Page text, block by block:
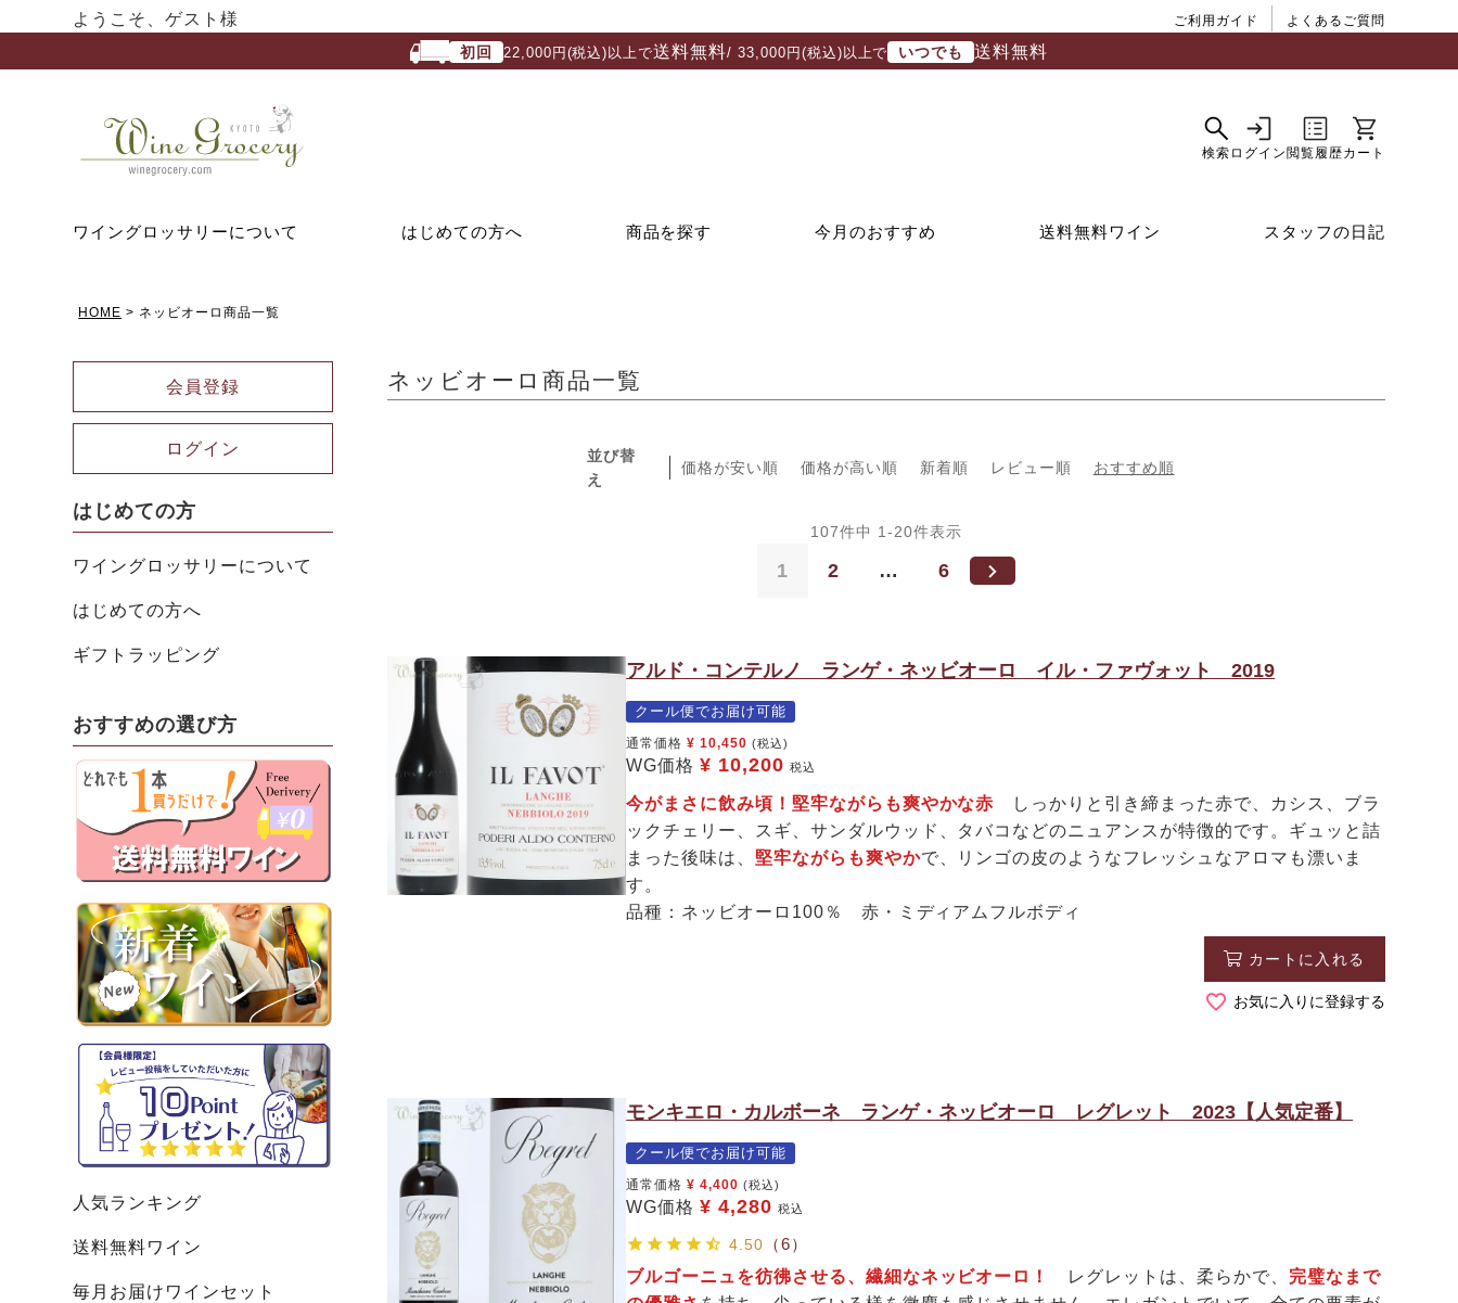
ようこそ、ゲスト様 ご利用ガイド よくあるご質問
初回 22,000円(税込)以上で送料無料/ 33,000円(税込)以上で いつでも 送料無料
ワイングロッサリーについて はじめての方へ 商品を探す 今月のおすすめ 送料無料ワイン スタッフの日記
HOME ネッビオーロ商品一覧
会員登録
ログイン
はじめての方
ワイングロッサリーについて
はじめての方へ
ギフトラッピング
おすすめの選び方
人気ランキング
送料無料ワイン
毎月お届けワインセット
ネッビオーロ商品一覧
並び替
え
価格が安い順 価格が高い順 新着順 レビュー順 おすすめ順
107件中 1 -20件表示
1 2 … 6
アルド・コンテルノ ランゲ・ネッビオーロ イル・ファヴォット 2019
クール便でお届け可能
通常価格 ¥ 10,450 (税込)
WG価格 ¥ 10,200 税込
今がまさに飲み頃！堅牢ながらも爽やかな赤
しっかりと引き締まった赤で、カシス、ブラ
ックチェリー、スギ、サンダルウッド、タバコなどのニュアンスが特徴的です。ギュッと詰
まった後味は、 堅牢ながらも爽やかで、リンゴの皮のようなフレッシュなアロマも漂いま
す。
品種：ネッビオーロ100％ 赤・ミディアムフルボディ
カートに入れる
お気に入りに登録する
モンキエロ・カルボーネ ランゲ・ネッビオーロ レグレット 2023【人気定番】
クール便でお届け可能
通常価格 ¥ 4,400 (税込)
WG価格 ¥ 4,280 税込
4.50 （6）
ブルゴーニュを彷彿させる、繊細なネッビオーロ！
レグレットは、柔らかで、 完璧なまで